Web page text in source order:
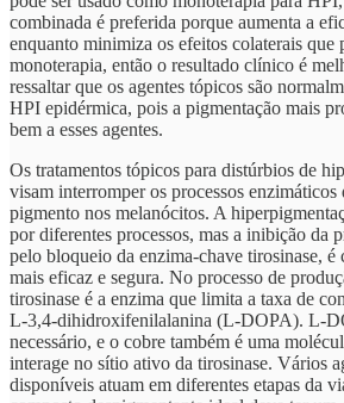
combinada é preferida porque aumenta a
enquanto minimiza os efeitos colaterais que
monoterapia, então o resultado clínico é
ressaltar que os agentes tópicos são
HPI epidérmica, pois a pigmentação mais
bem a esses agentes.
Os tratamentos tópicos para distúrbios de
visam interromper os processos enzimáticos
pigmento nos melanócitos. A
por diferentes processos, mas a inibição da
pelo bloqueio da enzima-chave tirosinase, é
mais eficaz e segura. No processo de
tirosinase é a enzima que limita a taxa de
L-3,4-dihidroxifenilalanina (L-DOPA). L-
necessário, e o cobre também é uma
interage no sítio ativo da tirosinase. Vários
disponíveis atuam em diferentes etapas da